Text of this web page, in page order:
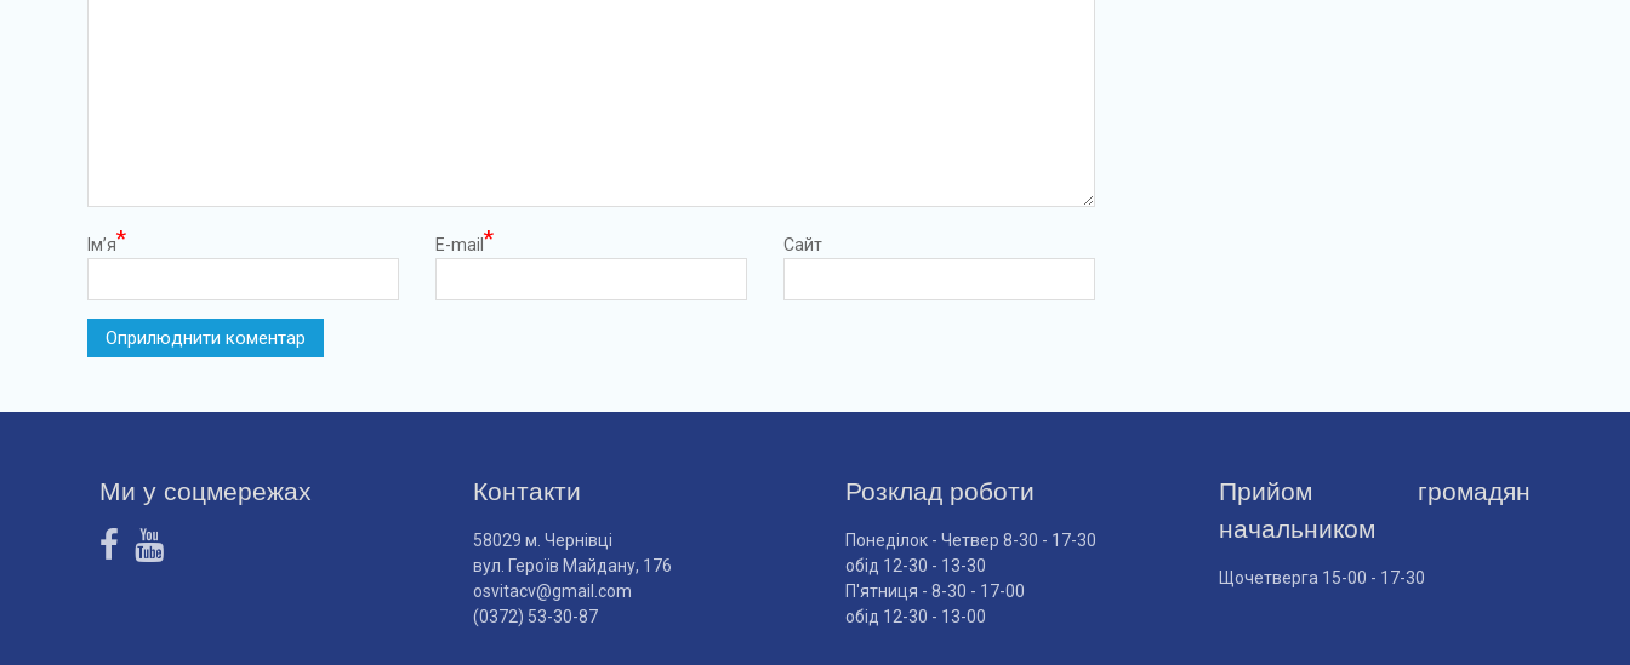
Ім’я* E-mail * Сайт
Ми у соцмережах Контакти
58029 м. Чернівці
вул. Героїв Майдану, 176
osvitacv@gmail.com
(0372) 53-30-87
Розклад роботи
Понеділок - Четвер 8-30 - 17-30
обід 12-30 - 13-30
П'ятниця - 8-30 - 17-00
обід 12-30 - 13-00
Прийом громадян
начальником
Щочетверга 15-00 - 17-30